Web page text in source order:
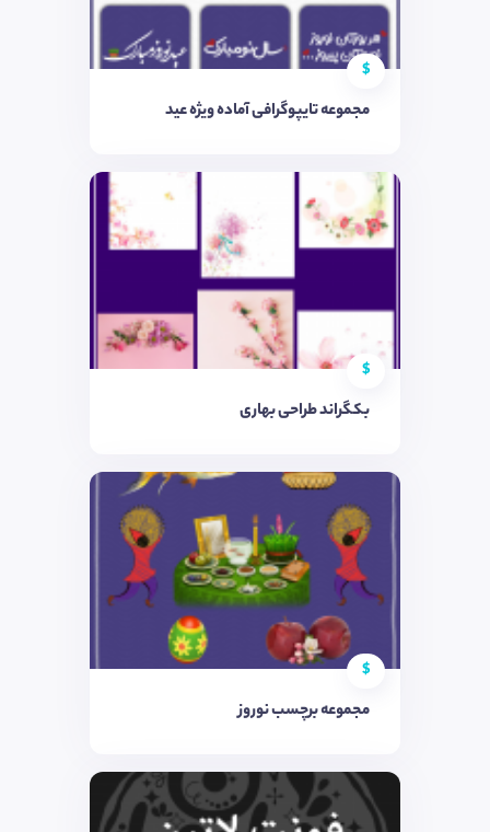
$
مجموعه تایپوگرافی آماده ویژه عید
$
بکگراند طراحی بهاری
$
مجموعه برچسب نوروز